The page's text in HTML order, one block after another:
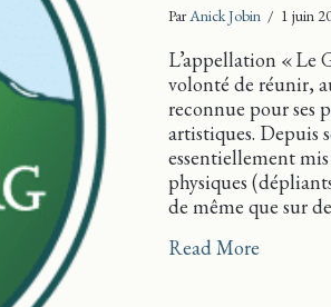
ParAnick Jobin / 1 juin
L’appellation « Le
volonté de réunir,
reconnue pour ses
artistiques. Depuis
essentiellement
physiques
de même que sur
Read More